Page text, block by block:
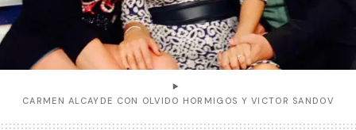
CARMEN ALCAYDE CON OLVIDO HORMIGOS Y VICTOR SANDOV